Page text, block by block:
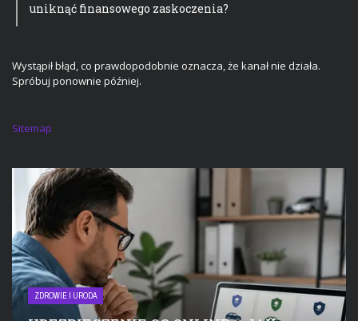
uniknąć finansowego zaskoczenia?
Wystąpił błąd, co prawdopodobnie oznacza, że kanał nie działa.
Spróbuj ponownie później.
Sitemap
ZDROWIE I URODA